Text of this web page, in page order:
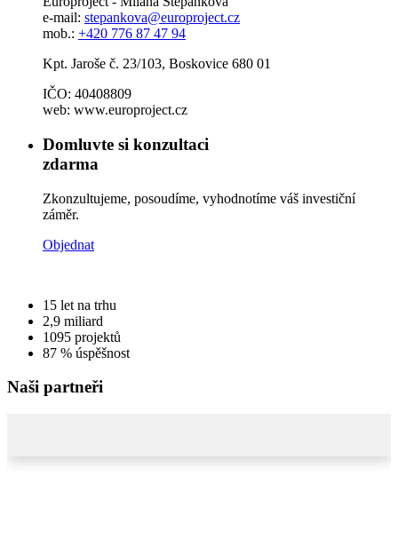
e-mail: stepankova@europroject.cz
mob.: +420 776 87 47 94
Kpt. Jaroše č. 23/103, Boskovice 680 01
IČO: 40408809
web: www.europroject.cz
Domluvte si konzultaci
zdarma
Zkonzultujeme, posoudíme, vyhodnotíme váš investiční
záměr.
Objednat
15 let na trhu
2,9 miliard
1095 projektů
87 % úspěšnost
Naši partneři